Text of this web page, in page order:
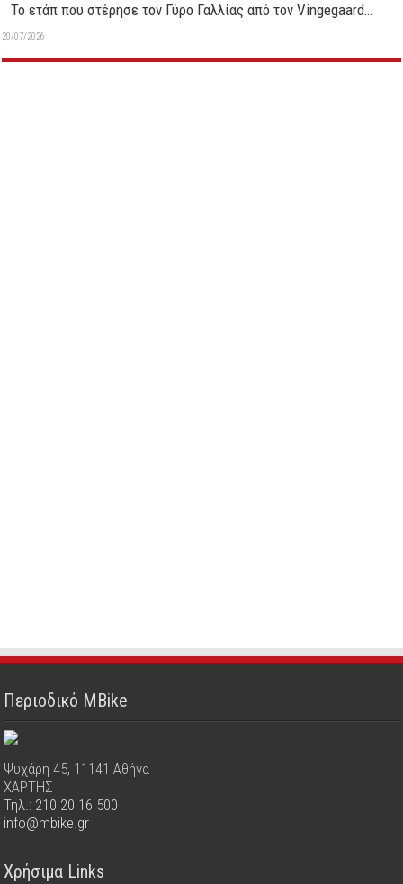
Το ετάπ που στέρησε τον Γύρο Γαλλίας από τον Vingegaard…
20/07/2026
Περιοδικό MBike
Ψυχάρη 45, 11141 Αθήνα
ΧΑΡΤΗΣ
Τηλ.: 210 20 16 500
info@mbike.gr
Χρήσιμα Links